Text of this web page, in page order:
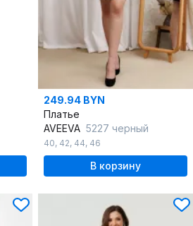
249.94 BYN
Платье
AVEEVA 5227 черный
40, 42, 44, 46
В корзину